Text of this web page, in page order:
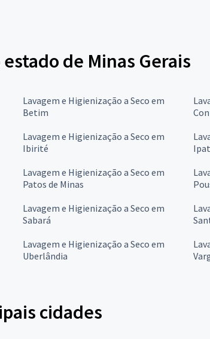
de Minas Gerais
Lavagem e Higienização a Seco em
Betim
Lavagem e Higienização a Seco em
Ibirité
Lavagem e Higienização a Seco em
Patos de Minas
Lavagem e Higienização a Seco em
Sabará
Lavagem e Higienização a Seco em
Uberlândia
cidades